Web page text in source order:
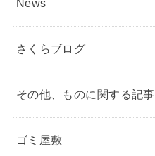
News
さくらブログ
その他、ものに関する記事
ゴミ屋敷